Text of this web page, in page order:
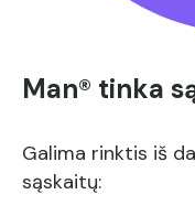
Man® tinka
Galima rinktis iš
sąskaitų: